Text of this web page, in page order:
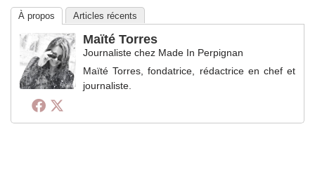
À propos Articles récents
Maïté Torres
Journaliste chez Made In Perpignan
Maïté Torres, fondatrice, rédactrice en chef et
journaliste.